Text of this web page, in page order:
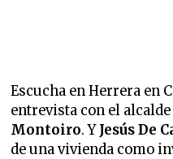
Escucha en Herrera en
entrevista con el
Montoiro. YJesús De
de una vivienda como